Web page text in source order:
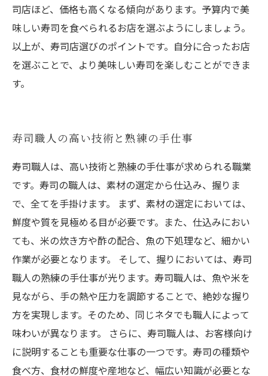
司店ほど、価格も高くなる傾向があります。予算内で美
味しい寿司を食べられるお店を選ぶようにしましょう。
以上が、寿司店選びのポイントです。自分に合ったお店
を選ぶことで、より美味しい寿司を楽しむことができま
す。
寿司職人の高い技術と熟練の手仕事
寿司職人は、高い技術と熟練の手仕事が求められる職業
です。寿司の職人は、素材の選定から仕込み、握りま
で、全てを手掛けます。 まず、素材の選定においては、
鮮度や質を見極める目が必要です。また、仕込みにおい
ても、米の炊き方や酢の配合、魚の下処理など、細かい
作業が必要となります。 そして、握りにおいては、寿司
職人の熟練の手仕事が光ります。寿司職人は、魚や米を
見ながら、手の熱や圧力を調節することで、絶妙な握り
方を実現します。そのため、同じネタでも職人によって
味わいが異なります。 さらに、寿司職人は、お客様向け
に説明することも重要な仕事の一つです。寿司の種類や
食べ方、食材の鮮度や産地など、幅広い知識が必要とな